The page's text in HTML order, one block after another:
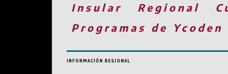
Insular
Regional
Programas de
INFORMACIÓN REGIONAL